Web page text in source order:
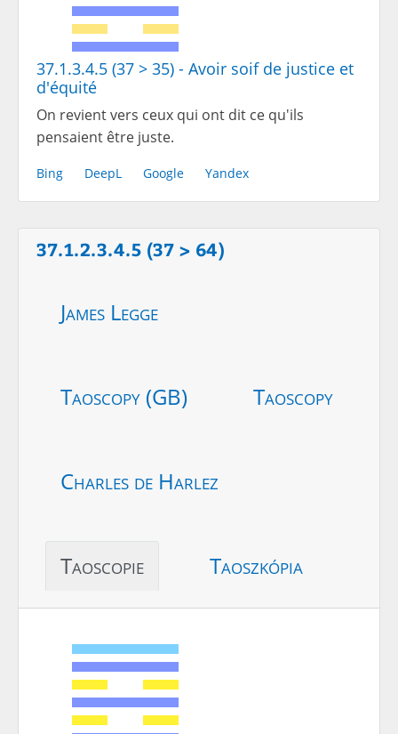
37.1.3.4.5 (37 > 35) - Avoir soif de justice et
d'équité
On revient vers ceux qui ont dit ce qu'ils
pensaient être juste.
Bing DeepL Google Yandex
37.1.2.3.4.5 (37 > 64)
James Legge
Taoscopy (GB) Taoscopy
Charles de Harlez
Taoscopie Taoszkópia